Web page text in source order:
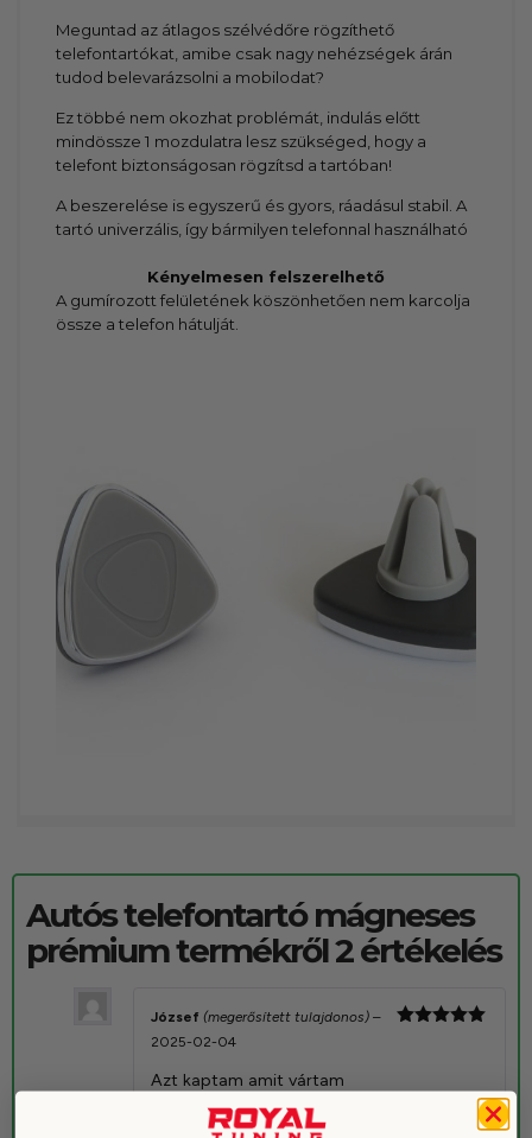
Meguntad az átlagos szélvédőre rögzíthető
telefontartókat, amibe csak nagy nehézségek árán
tudod belevarázsolni a mobilodat?
Ez többé nem okozhat problémát, indulás előtt
mindössze 1 mozdulatra lesz szükséged, hogy a
telefont biztonságosan rögzítsd a tartóban!
A beszerelése is egyszerű és gyors, ráadásul stabil. A
tartó univerzális, így bármilyen telefonnal használható
Kényelmesen felszerelhető
A gumírozott felületének köszönhetően nem karcolja
össze a telefon hátulját.
Autós telefontartó mágneses
prémiumtermékről 2 értékelés
József (megerősített tulajdonos) –
2025-02-04
Azt kaptam amit vártam